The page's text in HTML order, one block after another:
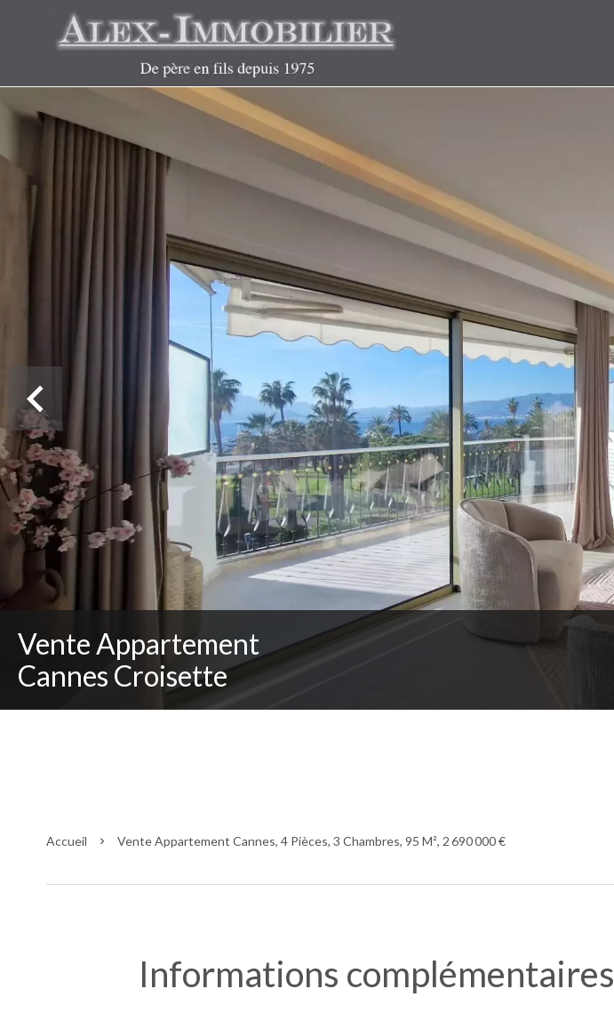
Vente Appartement
Cannes Croisette
Accueil Vente Appartement Cannes, 4 Pièces, 3 Chambres, 95 M², 2 690 000 €
Informations complémentaires